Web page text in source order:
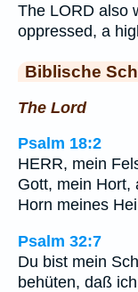
The LORD also
oppressed, a
Biblische
The Lord
Psalm 18:2
HERR, mein
Gott, mein Hort,
Horn meines
Psalm 32:7
Du bist mein
behüten, daß